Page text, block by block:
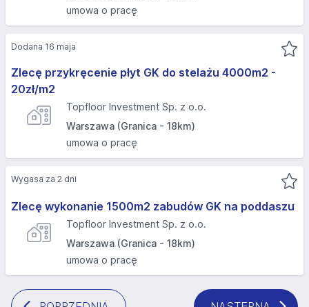
umowa o pracę
Zlecę przykręcenie płyt GK do stelażu 4000m2 -
20zł/m2
Topfloor Investment Sp. z o.o.
Warszawa (Granica - 18km)
umowa o pracę
Dodana 16 maja
Zlecę wykonanie 1500m2 zabudów GK na poddaszu
Topfloor Investment Sp. z o.o.
Warszawa (Granica - 18km)
umowa o pracę
Wygasa za 2 dni